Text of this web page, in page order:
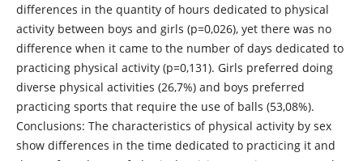
differences in the quantity of hours dedicated to physical
activity between boys and girls (p=0,026), yet there was no
difference when it came to the number of days dedicated to
practicing physical activity (p=0,131). Girls preferred doing
diverse physical activities (26,7%) and boys preferred
practicing sports that require the use of balls (53,08%).
Conclusions: The characteristics of physical activity by sex
show differences in the time dedicated to practicing it and